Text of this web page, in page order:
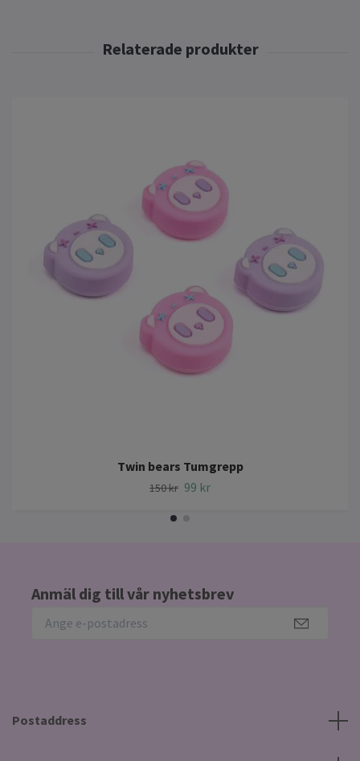
Twin bears Tumgrepp
150 kr 99 kr
Anmäl dig till vår nyhetsbrev
Postaddress